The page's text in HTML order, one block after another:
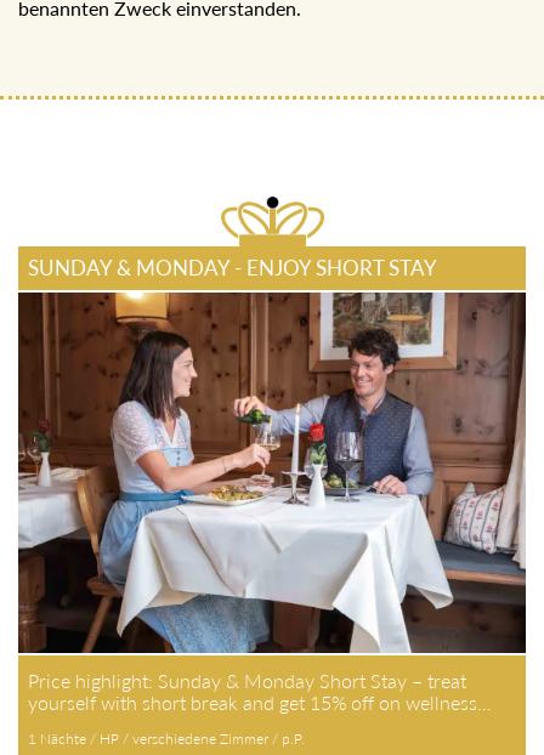
benannten Zweck einverstanden.
SUNDAY & MONDAY - ENJOY SHORT STAY
Price highlight: Sunday & Monday Short Stay – treat
yourself with short break and get 15% off on wellness…
1 Nächte / HP / verschiedene Zimmer / p.P.